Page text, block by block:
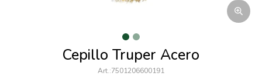
Cepillo Truper Acero
7501206600191